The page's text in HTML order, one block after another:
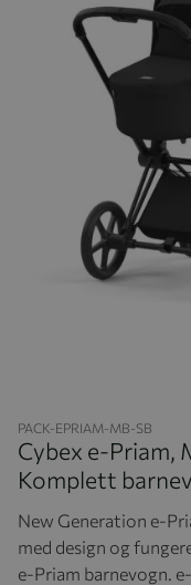
PACK-EPRIAM-MB-SB
Cybex e-Priam,
Komplett
New Generation e-
med design og
e-Priam barnevogn.